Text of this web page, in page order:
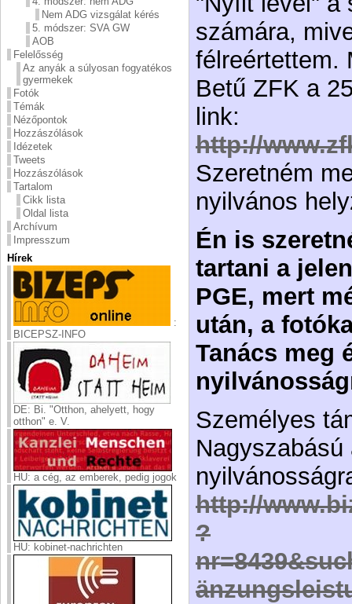
Nem ADG vizsgálat kérés
5. módszer: SVA GW
AOB
Felelősség
Az anyák a súlyosan fogyatékos
gyermekek
Fotók
Témák
Nézőpontok
Hozzászólások
Idézetek
Tweets
Hozzászólások
Tartalom
Cikk lista
Oldal lista
Archívum
Impresszum
Hírek
:
BICEPSZ-INFO
DE: Bi. "Otthon, ahelyett, hogy
otthon" e. V.
HU: a cég, az emberek, pedig jogok
HU: kobinet-nachrichten
számára,
félreértettem.
Betű ZFK a
link:
http://
Szeretném
nyilvános
Én is
tartani a
PGE, mert
után, a
Tanács meg
Személyes
http://
?